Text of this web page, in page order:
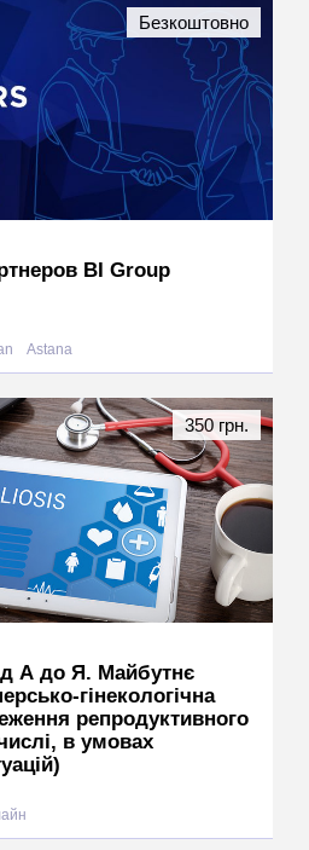
BI Group
Astana
Безкоштовно
А до Я. Майбутнє
гінекологічна
репродуктивного
в умовах
350 грн.